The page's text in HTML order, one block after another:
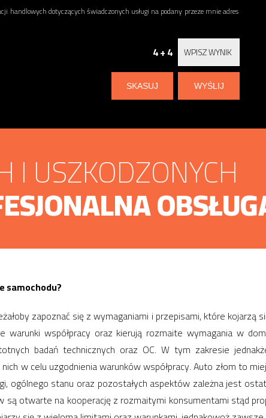
dotyczących świadczonych usługi na podany przeze mnie adres
4 + 4
I USZKODZONYCH
samochodu?
zapoznać się z wymaganiami i przepisami, które kojarzą
warunki współpracy oraz kierują rozmaite wymagania w
badań technicznych oraz OC. W tym zakresie
w celu uzgodnienia warunków współpracy. Auto złom to
ogólnego stanu oraz pozostałych aspektów zależna jest
są otwarte na kooperację z rozmaitymi konsumentami stąd